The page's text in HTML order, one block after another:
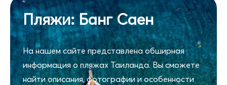
Пляжи: Банг Саен
На нашем сайте представлена обширная
информация о пляжах Таиланда. Вы сможете
найти описания, фотографии и особенности